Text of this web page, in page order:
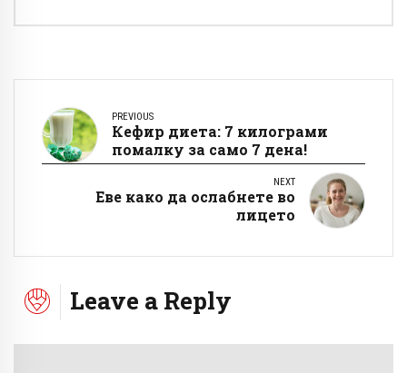
PREVIOUS
Кефир диета: 7 килограми
помалку за само 7 дена!
NEXT
Еве како да ослабнете во
лицето
Leave a Reply